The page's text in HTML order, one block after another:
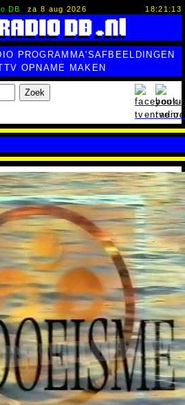
DB za 8 aug 2026 18:21:13
PROGRAMMA'SAFBEELDINGEN
TV OPNAME MAKEN
Zoek